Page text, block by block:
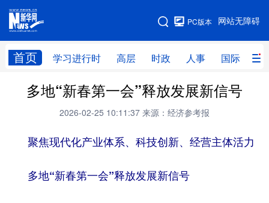
网站无障碍
PC版本
首页 学习进行时 高层 时政 人事 国际 财
网站地图
学习进行时 高层 时政 人事
财经 网评
台湾 思客智库 全球连线 教育
多地“新春第一会”释放发展新信号
2026-02-25 10:11:37 来源：经济参考报
聚焦现代化产业体系、科技创新、经营主体活力
多地“新春第一会”释放发展新信号